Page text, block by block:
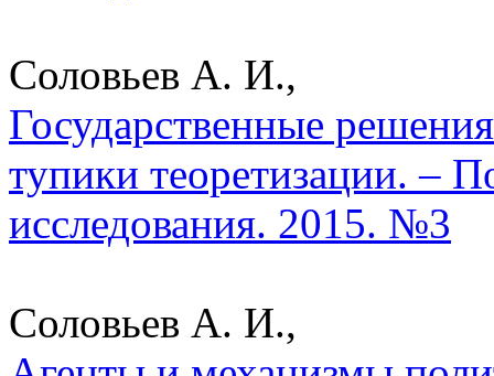
Соловьев А. И.,
Государственные
тупики теоретизации. –
исследования. 2015. №3
Соловьев А. И.,